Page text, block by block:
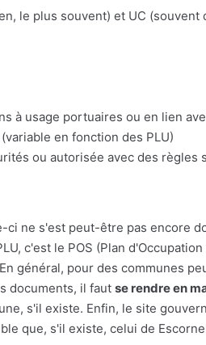
le plus souvent) et UC
à usage portuaires ou en lien
en fonction des PLU)
ou autorisée avec des règles
ci ne s'est peut-être pas encore
c'est le POS (Plan
général, pour des communes
documents, il faut se rendre en
s'il existe. Enfin, le site
que, s'il existe, celui de